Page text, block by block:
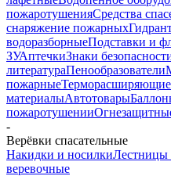
пожаротушенияСредства
снаряжение пожарных
водоразборныеПодставки и
ЗУАптечкиЗнаки
литератураПенообразователи
пожарные
материалыАвтотовары
пожаротушении
-
Верёвки спасательные
Накидки и носилкиЛестницы
веревочные